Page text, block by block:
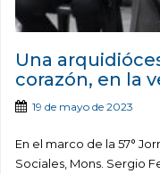
Una
corazón, en la
19 de mayo de 2023
En el marco de la 57°
Sociales, Mons. Sergio